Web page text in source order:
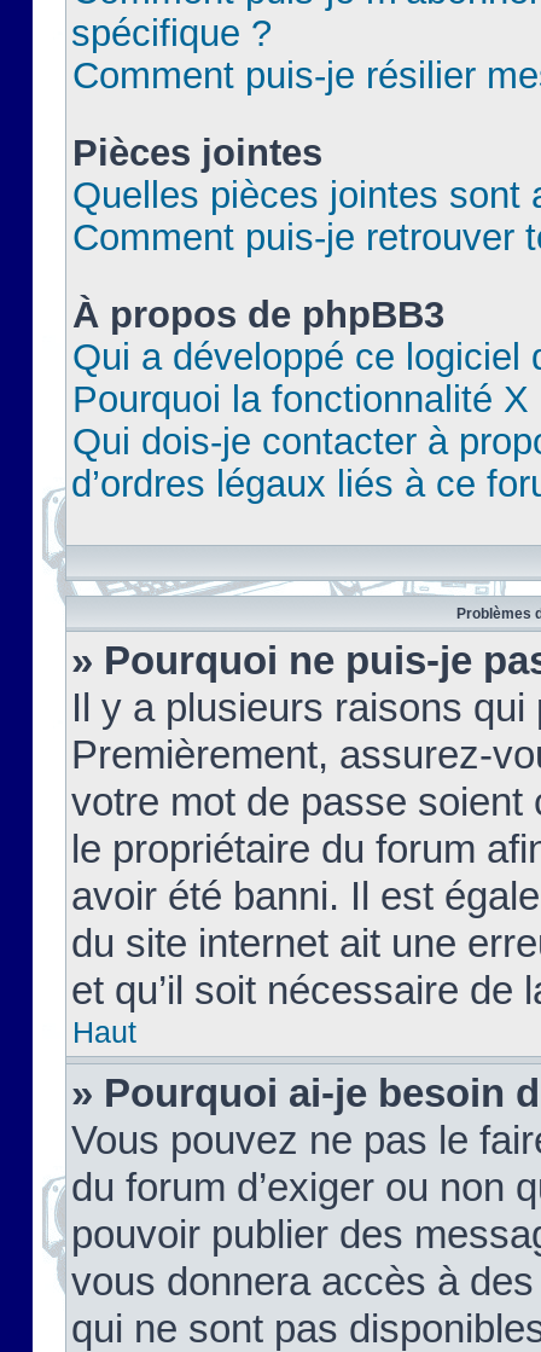
spécifique ?
Comment puis-je résilier
Pièces jointes
Quelles pièces jointes sont
Comment puis-je retrouver
À propos de phpBB3
Qui a développé ce logiciel
Pourquoi la fonctionnalité X
Qui dois-je contacter à
d’ordres légaux liés à ce
Problèmes
» Pourquoi ne puis-je
Il y a plusieurs raisons
Premièrement, assurez-
votre mot de passe soient
le propriétaire du forum
avoir été banni. Il est
du site internet ait une
et qu’il soit nécessaire de
Haut
» Pourquoi ai-je besoin
Vous pouvez ne pas le
du forum d’exiger ou non
pouvoir publier des
vous donnera accès à
qui ne sont pas